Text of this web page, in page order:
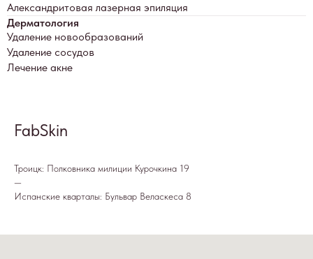
Александритовая лазерная эпиляция
Дерматология
Удаление новообразований
Удаление сосудов
Лечение акне
FabSkin
Троицк: Полковника милиции Курочкина 19
—
Испанские кварталы: Бульвар Веласкеса 8